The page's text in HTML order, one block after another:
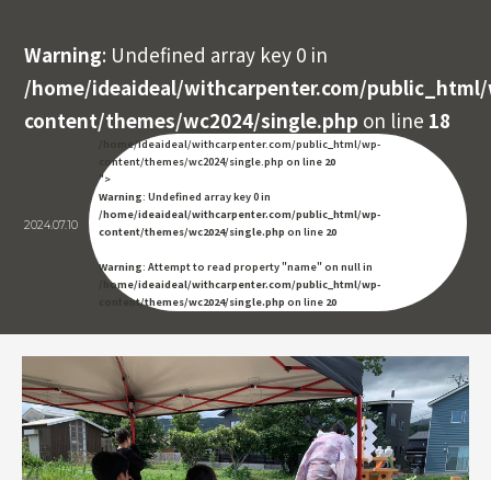
Warning: Undefined array key 0 in
/home/ideaideal/withcarpenter.com/
content/themes/wc2024/single.php on line 18
2024.07.10
/home/ideaideal/withcarpenter.com/public_html/wp-
content/themes/wc2024/single.php on line 20
">
Warning: Undefined array key 0 in
/home/ideaideal/withcarpenter.com/public_html/wp-
content/themes/wc2024/single.php on line 20
Warning: Attempt to read property "name" on null in
/home/ideaideal/withcarpenter.com/public_html/wp-
content/themes/wc2024/single.php on line 20